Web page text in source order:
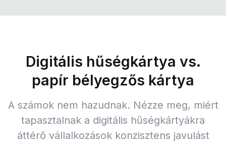
Digitális hűségkártya vs.
papír bélyegzős kártya
A számok nem hazudnak. Nézze meg, miért
tapasztalnak a digitális hűségkártyákra
áttérő vállalkozások konzisztens javulást